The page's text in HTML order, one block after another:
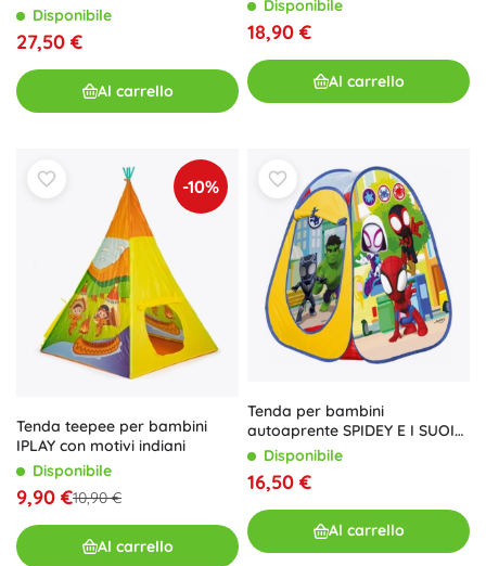
Disponibile
27,50 €
Al carrello
Disponibile
18,90 €
Al carrello
-10%
Tenda teepee per bambini
IPLAY con motivi indiani
Disponibile
9,90 €10,90 €
Al carrello
Tenda per bambini
autoaprente SPIDEY E I SUOI
FANTASTICI AMICI
Disponibile
16,50 €
Al carrello